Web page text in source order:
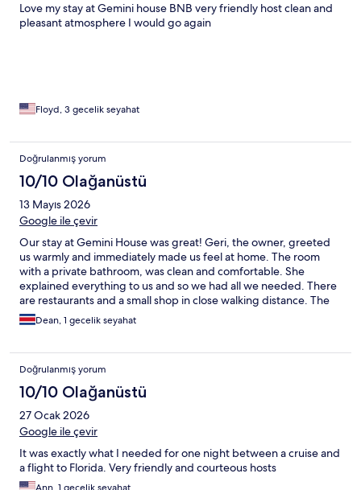
Love my stay at Gemini house BNB very friendly host clean and
pleasant atmosphere I would go again
Floyd, 3 gecelik seyahat
Doğrulanmış yorum
10/10 Olağanüstü
13 Mayıs 2026
Google ile çevir
Our stay at Gemini House was great! Geri, the owner, greeted
us warmly and immediately made us feel at home. The room
with a private bathroom, was clean and comfortable. She
explained everything to us and so we had all we needed. There
are restaurants and a small shop in close walking distance. The
neighborhood is quiet and safe. The breakfast Geri served was
delicious! She was personable, warm and friendly. We would
Dean, 1 gecelik seyahat
Doğrulanmış yorum
10/10 Olağanüstü
27 Ocak 2026
Google ile çevir
It was exactly what I needed for one night between a cruise and
a flight to Florida. Very friendly and courteous hosts